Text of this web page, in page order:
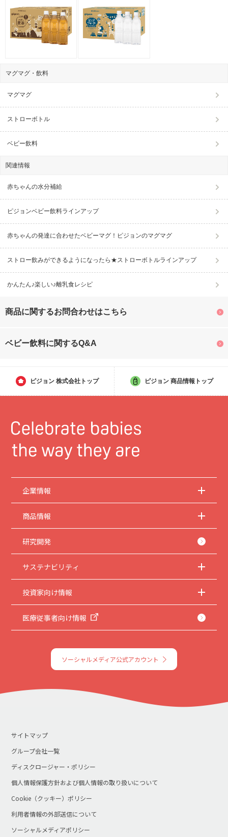
マグマグ・飲料
マグマグ
ストローボトル
ベビー飲料
関連情報
赤ちゃんの水分補給
ピジョンベビー飲料ラインアップ
赤ちゃんの発達に合わせたベビーマグ！ピジョンのマグマグ
ストロー飲みができるようになったら★ストローボトルラインアップ
かんたん♪楽しい♪離乳食レシピ
商品に関するお問合わせはこちら
ベビー飲料に関するQ&A
ピジョン 株式会社トップ ピジョン 商品情報トップ
企業情報
商品情報
研究開発
サステナビリティ
投資家向け情報
医療従事者向け情報
ソーシャルメディア公式アカウント
サイトマップ
グループ会社一覧
ディスクロージャー・ポリシー
個人情報保護方針および個人情報の取り扱いについて
Cookie（クッキー）ポリシー
利用者情報の外部送信について
ソーシャルメディアポリシー